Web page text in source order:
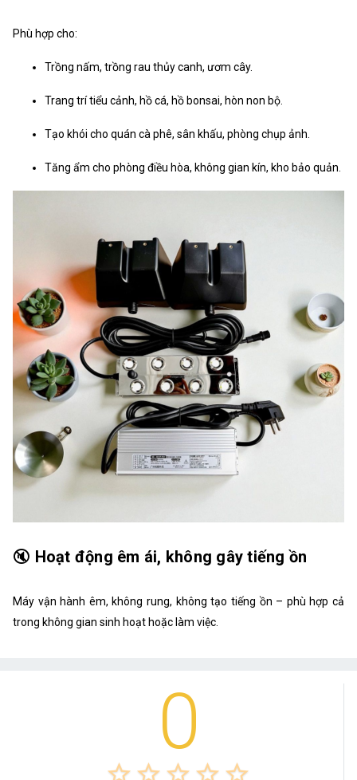
Phù hợp cho:
Trồng nấm, trồng rau thủy canh, ươm cây.
Trang trí tiểu cảnh, hồ cá, hồ bonsai, hòn non bộ.
Tạo khói cho quán cà phê, sân khấu, phòng chụp ảnh.
Tăng ẩm cho phòng điều hòa, không gian kín, kho bảo quản.
🔇 Hoạt động êm ái, không gây tiếng ồn
Máy vận hành êm, không rung, không tạo tiếng ồn – phù hợp cả
trong không gian sinh hoạt hoặc làm việc.
0
star_border star_border star_border star_border star_border